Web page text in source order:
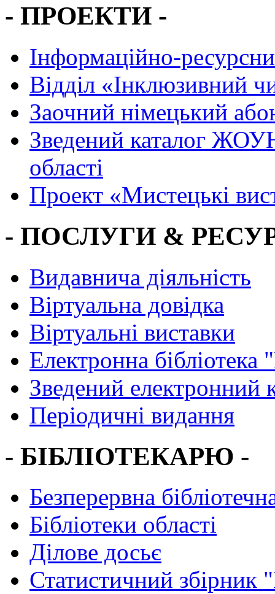
- ПРОЕКТИ -
Інформаційно-
Вiддiл «Інклюзивний
Заочний німецький
Зведений каталог
області
Проект «Мистецькі
- ПОСЛУГИ &
Видавнича діяльність
Віртуальна довідка
Віртуальні виставки
Електронна
Зведений електронний
Періодичні видання
- БІБЛІОТЕКАРЮ -
Безперервна
Бібліотеки області
Ділове досьє
Статистичний